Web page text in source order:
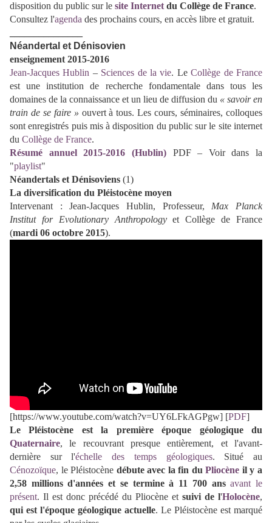
disposition du public sur le site Internet du Collège de France.
Consultez l'agenda des prochains cours, en accès libre et gratuit.
Néandertal et Dénisovien
enseignement 2015-2016
Jean-Jacques Hublin – Sciences de la vie. LeCollège de France
est une institution de recherche fondamentale dans tous les
domaines de la connaissance et un lieu de diffusion du « savoir en
train de se faire » ouvert à tous. Les cours, séminaires, colloques
sont enregistrés puis mis à disposition du public sur le site internet
du Collège de France.
Résumé annuel 2015-2016 (Hublin)PDF – Voir dans la
"playlist"
Néandertals et Dénisoviens (1)
La diversification du Pléistocène moyen
Intervenant : Jean-Jacques Hublin, Professeur, Max Planck
Institut for Evolutionary Anthropologyet Collège de France
(mardi 06 octobre 2015).
[https://www.youtube.com/watch?v=UY6LFkAGPgw] [PDF]
Le Pléistocène
est la première époque géologique du
Quaternaire,le recouvrant presque entièrement, et l'avant-
dernière sur l'échelle des temps géologiques. Situé au
Cénozoïque, le Pléistocène débute avec la fin du Pliocène il y a
2,58 millions d'années et se termine à 11 700 ansavant le
présent. Il est donc précédé du Pliocène et suivi de l'Holocène,
qui est l'époque géologique actuelle. Le Pléistocène est marqué